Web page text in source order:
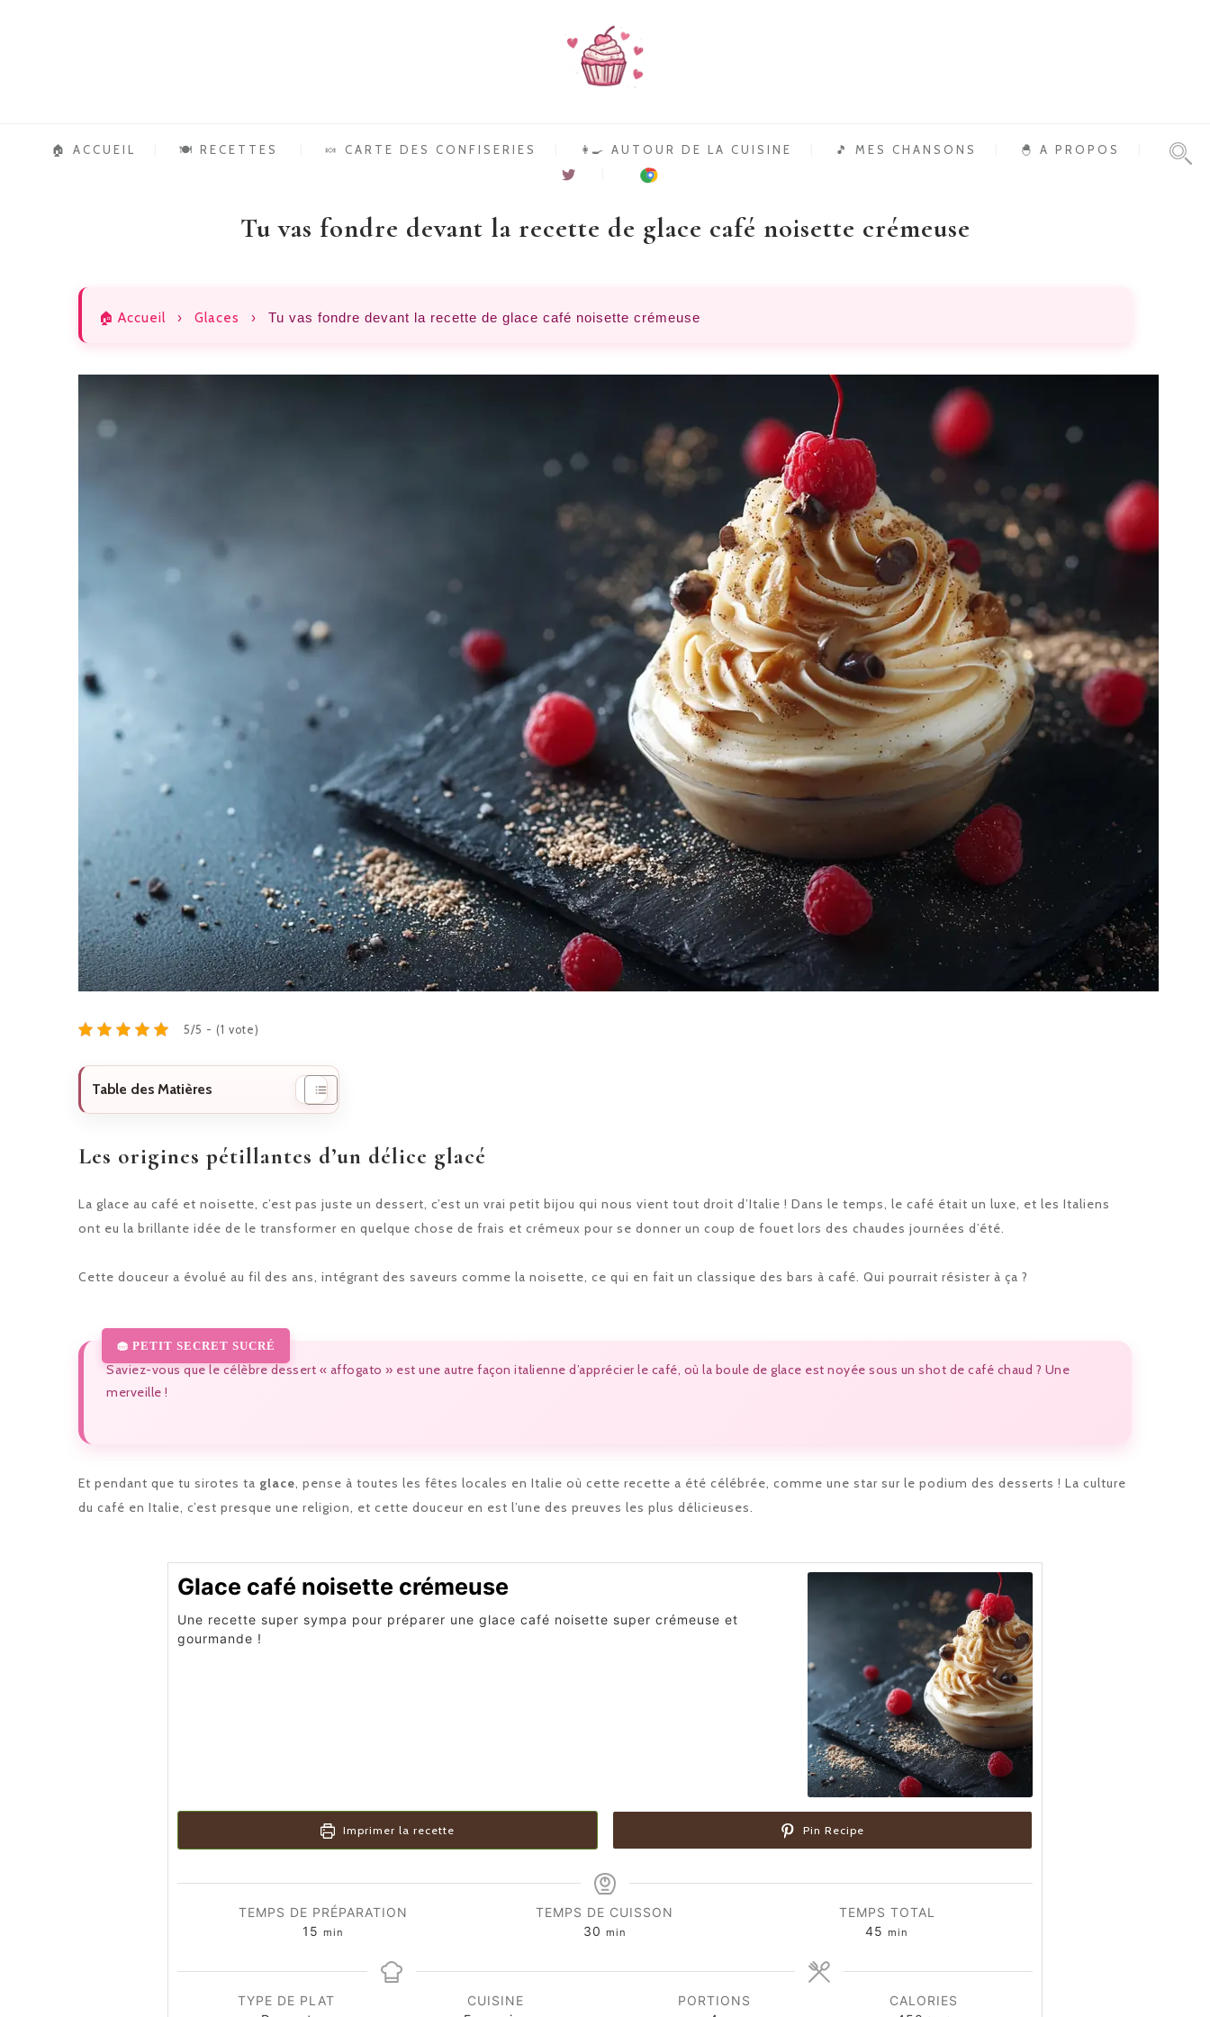
🏠 ACCUEIL 🍽️ RECETTES 🍬 CARTE DES CONFISERIES 👩‍🍳 AUTOUR DE LA CUISINE 🎵 MES CHANSONS
🐣 A PROPOS
Suivre
TonBonbon
Installer
l?
pour
Chrome
Tu vas fondre devant la recette de glace café noisette crémeuse
🏠 Accueil › Glaces › Tu vas fondre devant la recette de glace café noisette crémeuse
5/5 - (1 vote)
Table des Matières
Les origines pétillantes d’un délice glacé
La glace au café et noisette, c’est pas juste un dessert, c’est un vrai petit bijou qui nous vient tout droit d’Italie ! Dans le temps, le café était un luxe, et les Italiens
ont eu la brillante idée de le transformer en quelque chose de frais et crémeux pour se donner un coup de fouet lors des chaudes journées d’été.
Cette douceur a évolué au fil des ans, intégrant des saveurs comme la noisette, ce qui en fait un classique des bars à café. Qui pourrait résister à ça ?
Saviez-vous que le célèbre dessert « affogato » est une autre façon italienne d’apprécier le café, où la boule de glace est noyée sous un shot de café chaud ? Une
merveille !
Et pendant que tu sirotes ta glace, pense à toutes les fêtes locales en Italie où cette recette a été célébrée, comme une star sur le podium des desserts ! La culture
du café en Italie, c’est presque une religion, et cette douceur en est l’une des preuves les plus délicieuses.
Glace café noisette crémeuse
Une recette super sympa pour préparer une glace café noisette super crémeuse et
gourmande !
Imprimer la recette Pin Recipe
TEMPS DE PRÉPARATION
15 minutes
min
TEMPS DE CUISSON
30 minutes
min
TEMPS TOTAL
45 minutes
min
TYPE DE PLAT
CUISINE
PORTIONS
CALORIES